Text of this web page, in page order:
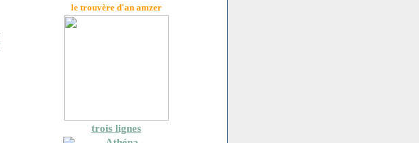
le trouvère d'an amzer
trois lignes